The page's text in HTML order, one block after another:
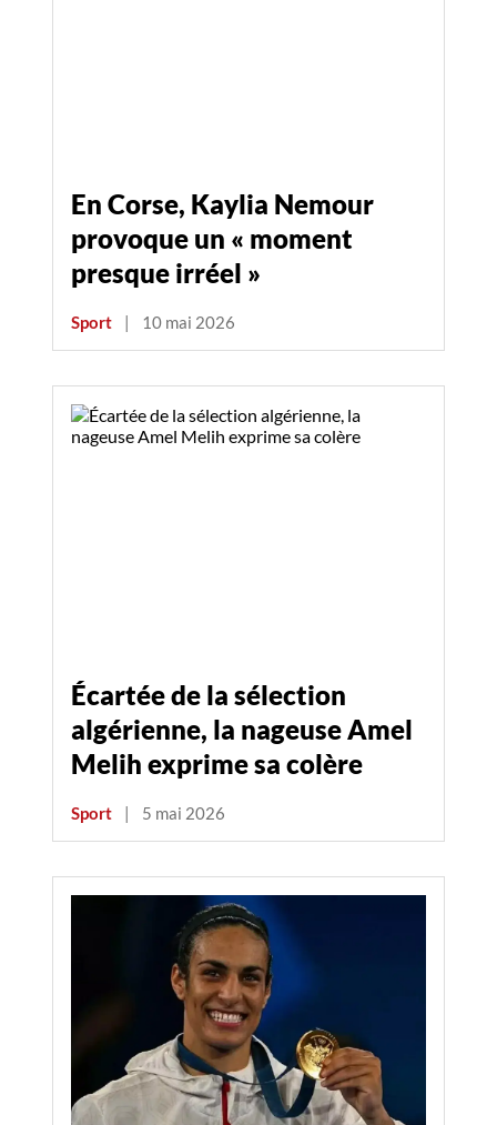
En Corse, Kaylia Nemour
provoque un « moment
presque irréel »
Sport | 10 mai 2026
Écartée de la sélection
algérienne, la nageuse Amel
Melih exprime sa colère
Sport | 5 mai 2026